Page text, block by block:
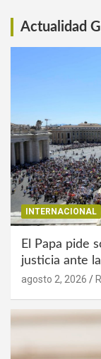
Actualidad
INTERNACIONAL
El Papa pide
justicia ante
agosto 2, 2026